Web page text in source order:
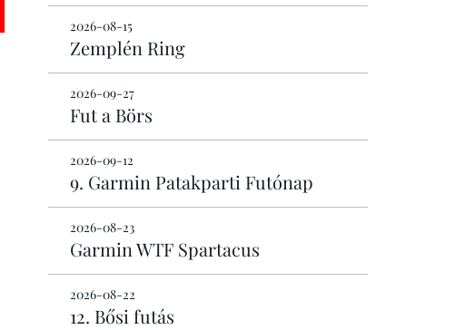
2026-08-15
Zemplén Ring
2026-09-27
Fut a Börs
2026-09-12
9. Garmin Patakparti Futónap
2026-08-23
Garmin WTF Spartacus
2026-08-22
12. Bősi futás